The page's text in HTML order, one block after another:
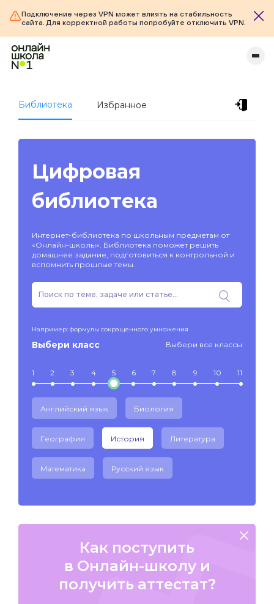
Подключение через VPN может влиять на стабильность
сайта. Для корректной работы попробуйте отключить VPN.
Библиотека Избранное
Цифровая
библиотека
Интернет-библиотека по школьным предметам от
«Онлайн-школы». Библиотека поможет решить
домашнее задание, подготовиться к контрольной и
вспомнить прошлые темы.
Например: формулы сокращенного умножения
Выбери класс Выбери все классы
1 2 3 4 5 6 7 8 9 10 11
Английский язык Биология
География История Литература
Математика Русский язык
Как поступить
в Онлайн-школу и
получить аттестат?